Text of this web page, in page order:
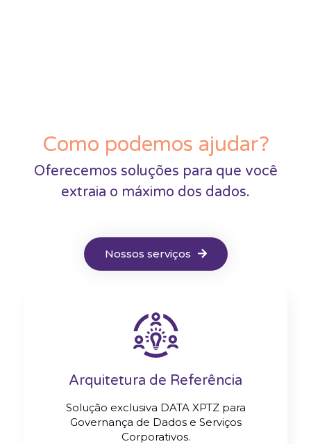
Como podemos ajudar?
Oferecemos soluções para que você
extraia o máximo dos dados.
Nossos serviços
Arquitetura de Referência
Solução exclusiva DATA XPTZ para
Governança de Dados e Serviços
Corporativos.